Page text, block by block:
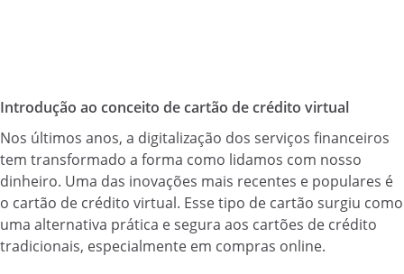
Introdução ao conceito de cartão de crédito virtual
Nos últimos anos, a digitalização dos serviços financeiros
tem transformado a forma como lidamos com nosso
dinheiro. Uma das inovações mais recentes e populares é
o cartão de crédito virtual. Esse tipo de cartão surgiu como
uma alternativa prática e segura aos cartões de crédito
tradicionais, especialmente em compras online.